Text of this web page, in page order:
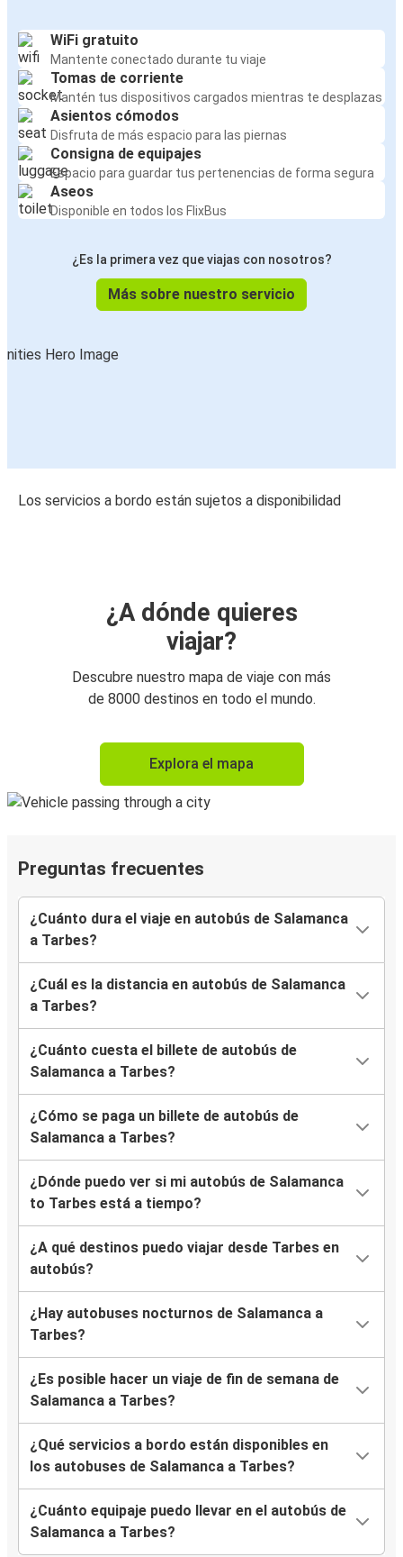
WiFi gratuito
Mantente conectado durante tu viaje
Tomas de corriente
Mantén tus dispositivos cargados mientras te desplazas
Asientos cómodos
Disfruta de más espacio para las piernas
Consigna de equipajes
Espacio para guardar tus pertenencias de forma segura
Aseos
Disponible en todos los FlixBus
¿Es la primera vez que viajas con nosotros?
Más sobre nuestro servicio
Los servicios a bordo están sujetos a disponibilidad
¿A dónde quieres
viajar?
Descubre nuestro mapa de viaje con más
de 8000 destinos en todo el mundo.
Explora el mapa
Preguntas frecuentes
¿Cuánto dura el viaje en autobús de Salamanca
a Tarbes?
¿Cuál es la distancia en autobús de Salamanca
a Tarbes?
¿Cuánto cuesta el billete de autobús de
Salamanca a Tarbes?
¿Cómo se paga un billete de autobús de
Salamanca a Tarbes?
¿Dónde puedo ver si mi autobús de Salamanca
to Tarbes está a tiempo?
¿A qué destinos puedo viajar desde Tarbes en
autobús?
¿Hay autobuses nocturnos de Salamanca a
Tarbes?
¿Es posible hacer un viaje de fin de semana de
Salamanca a Tarbes?
¿Qué servicios a bordo están disponibles en
los autobuses de Salamanca a Tarbes?
¿Cuánto equipaje puedo llevar en el autobús de
Salamanca a Tarbes?